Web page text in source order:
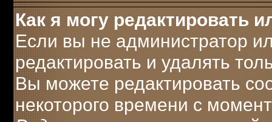
Как я могу редактировать
Если вы не администратор
редактировать и удалять
Вы можете редактировать
некоторого времени с